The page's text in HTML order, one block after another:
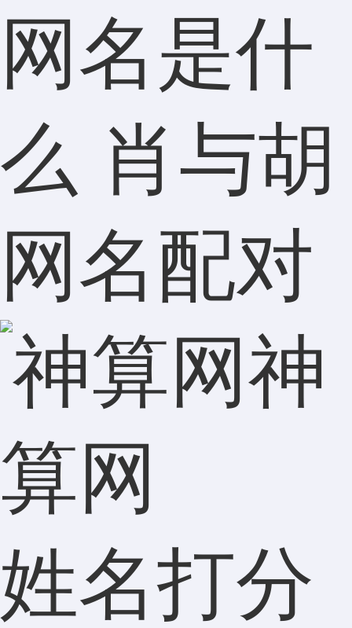
网名是什
么 肖与胡
网名配对
神
算网
姓名打分